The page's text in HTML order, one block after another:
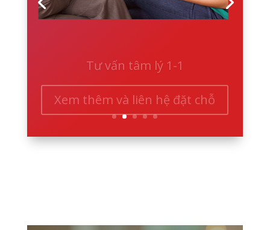
Tư vấn tâm lý 1-1
Xem thêm và liên hệ đặt chỗ